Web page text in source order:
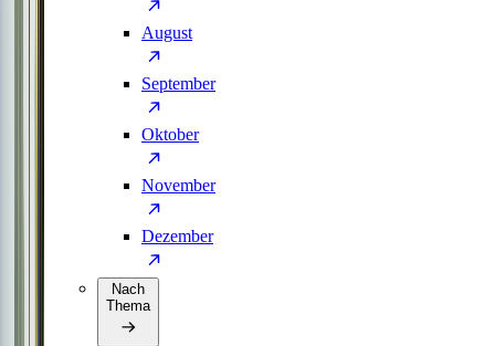
August
September
Oktober
November
Dezember
Nach
Thema